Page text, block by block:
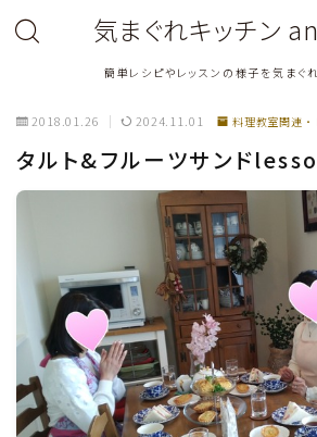
気まぐれキッチン
簡単レシピやレッスンの様子を気まぐ
料理教室関連・レッスン後記
料理関連のお仕事・メディア掲載レシ
鶏肉料理
豚肉料理
牛肉料理
2018.01.26 2024.11.01 料理教室関連
タルト&フルーツサンド